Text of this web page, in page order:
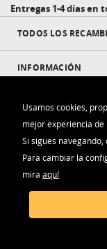
Usamos cookies,
mejor experiencia de
Si sigues navegando,
Para cambiar la
mira aquí
Entregas 1-4 días en
TODOS LOS
INFORMACIÓN
POLÍTICAS Y